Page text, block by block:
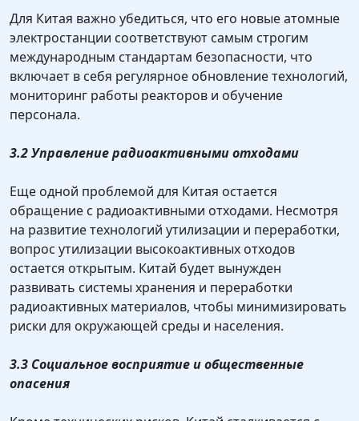
Для Китая важно убедиться, что его новые атомные
электростанции соответствуют самым строгим
международным стандартам безопасности, что
включает в себя регулярное обновление технологий,
мониторинг работы реакторов и обучение
персонала.
3.2 Управление радиоактивными отходами
Еще одной проблемой для Китая остается
обращение с радиоактивными отходами. Несмотря
на развитие технологий утилизации и переработки,
вопрос утилизации высокоактивных отходов
остается открытым. Китай будет вынужден
развивать системы хранения и переработки
радиоактивных материалов, чтобы минимизировать
риски для окружающей среды и населения.
3.3 Социальное восприятие и общественные
опасения